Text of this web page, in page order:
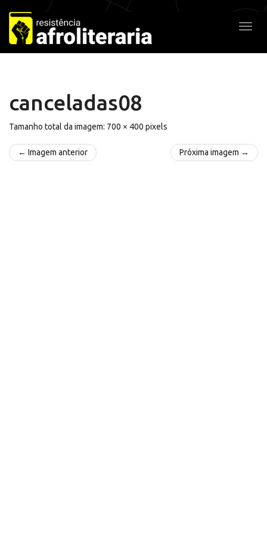
Pular
para
o
conteúdo
canceladas08
Tamanho total da imagem: 700 × 400 pixels
← Imagem anterior Próxima imagem →